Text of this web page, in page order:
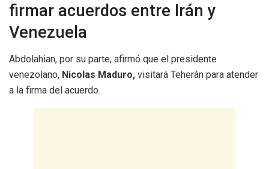
firmar acuerdos entre Irán y
Venezuela
Abdolahian, por su parte, afirmó que el presidente
venezolano, Nicolas Maduro, visitará Teherán para atender
a la firma del acuerdo.